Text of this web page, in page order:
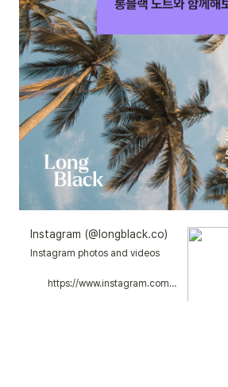
Instagram (@longblack.co)
Instagram photos and videos
https://www.instagram.com/longblack.co/